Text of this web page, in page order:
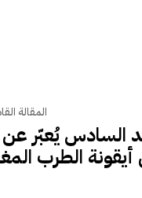
المقالة
السادس يُعبّر عن
الطرب